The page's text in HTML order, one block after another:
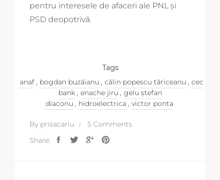
pentru interesele de afaceri ale PNL și
PSD deopotrivă.
Tags
anaf , bogdan buzăianu , călin popescu tăriceanu , cec
bank , enache jiru , gelu ștefan
diaconu , hidroelectrica , victor ponta
By prisacariu
5 Comments
Share: